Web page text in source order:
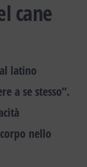
cane
latino
a se stesso”.
nello